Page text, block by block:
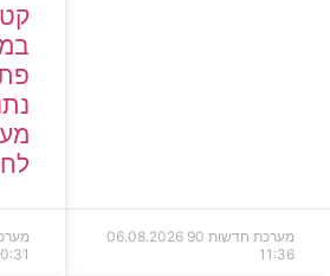
מערכת חדשות 90
06.08.2026
11:36